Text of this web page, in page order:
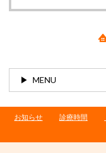
MENU
お知らせ 診療時間